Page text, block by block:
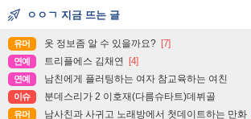
ㅇㅇㄱ 지금 뜨는 글
유머 옷 정보좀 알 수 있을까요? [7]
연예 트리플에스 김채연 [4]
연예 남친에게 플러팅하는 여자 참교육하는 여친
이슈 분데스리가 2 이호재(다름슈타트)데뷔골
유머 남사친과 사귀고 노래방에서 첫데이트하는 만화